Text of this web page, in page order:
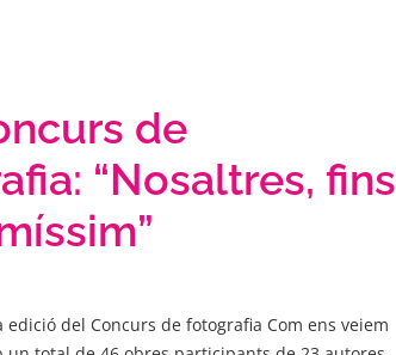
de
“Nosaltres, fins
edició del Concurs de fotografia Com ens veiem